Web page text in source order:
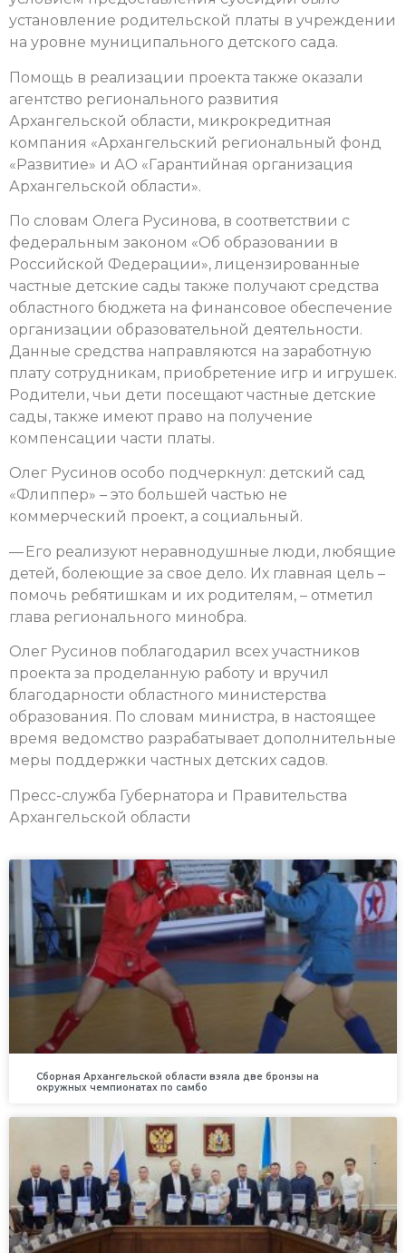
установление родительской платы в учреждении
на уровне муниципального детского сада.
Помощь в реализации проекта также оказали
агентство регионального развития
Архангельской области, микрокредитная
компания «Архангельский региональный фонд
«Развитие» и АО «Гарантийная организация
Архангельской области».
По словам Олега Русинова, в соответствии с
федеральным законом «Об образовании в
Российской Федерации», лицензированные
частные детские сады также получают средства
областного бюджета на финансовое обеспечение
организации образовательной деятельности.
Данные средства направляются на заработную
плату сотрудникам, приобретение игр и игрушек.
Родители, чьи дети посещают частные детские
сады, также имеют право на получение
компенсации части платы.
Олег Русинов особо подчеркнул: детский сад
«Флиппер» – это большей частью не
коммерческий проект, а социальный.
— Его реализуют неравнодушные люди, любящие
детей, болеющие за свое дело. Их главная цель –
помочь ребятишкам и их родителям, – отметил
глава регионального минобра.
Олег Русинов поблагодарил всех участников
проекта за проделанную работу и вручил
благодарности областного министерства
образования. По словам министра, в настоящее
время ведомство разрабатывает дополнительные
меры поддержки частных детских садов.
Пресс-служба Губернатора и Правительства
Архангельской области
Сборная Архангельской области взяла две бронзы на
окружных чемпионатах по самбо